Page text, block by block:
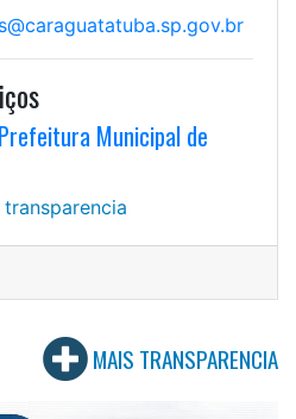
Municipal de
transparencia
MAIS TRANSPARENCIA